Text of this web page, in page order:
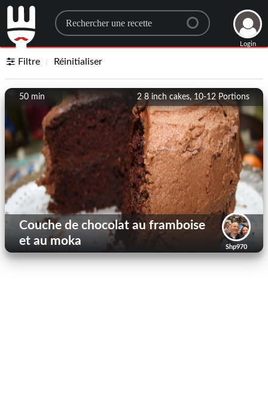
Search for a recipe
Login
Filtre Réinitialiser
2 8 inch cakes, 10-12 Portions
50 min
Shp970
Couche de chocolat au framboise
et au moka